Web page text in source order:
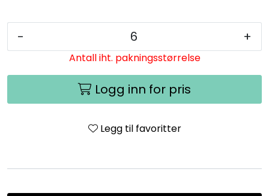
- +
Antall iht. pakningsstørrelse
Logg inn for pris
Legg til favoritter